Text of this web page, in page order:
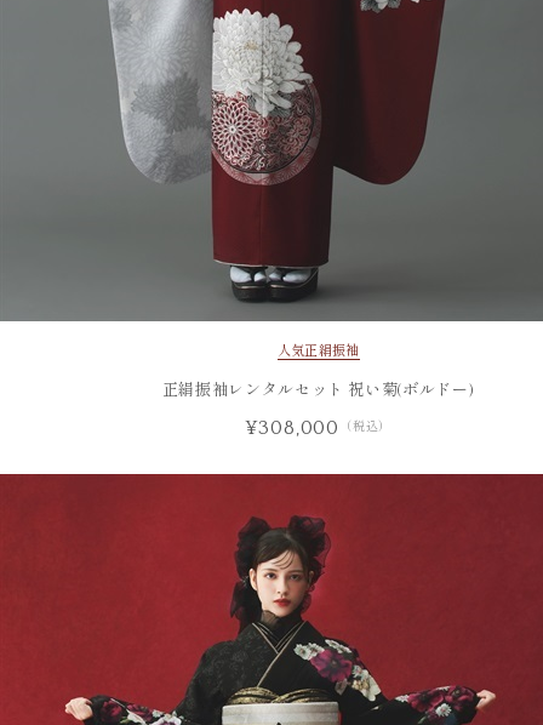
人気正絹振袖
正絹振袖レンタルセット 祝い菊(ボルドー)
¥308,000 （税込）